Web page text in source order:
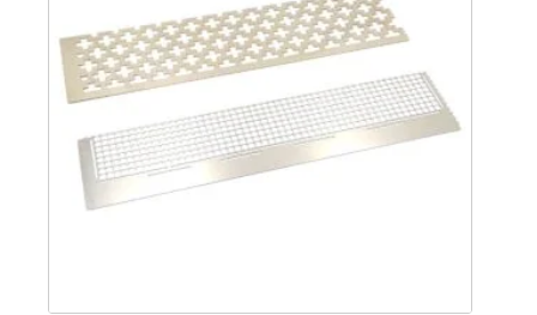
essere
scelte
nella
pagina
prodotto